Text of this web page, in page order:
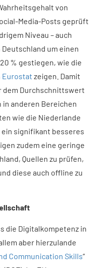
von
Media-Posts geprüft
Niveau – auch
Deutschland um einen
% gestiegen, wie die
Eurostat zeigen. Damit
dem Durchschnittswert
in anderen Bereichen
wie die Niederlande
ein signifikant besseres
zudem eine geringe
Quellen zu prüfen,
diese auch offline zu
die Digitalkompetenz in
aber hierzulande
Communication Skills“